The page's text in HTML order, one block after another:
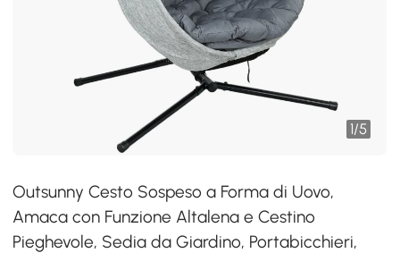
1/5
Outsunny Cesto Sospeso a Forma di Uovo,
Amaca con Funzione Altalena e Cestino
Pieghevole, Sedia da Giardino, Portabicchieri,